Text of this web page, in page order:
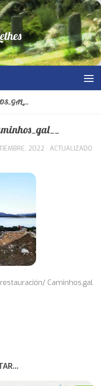
2022 · ACTUALIZADO
Caminhos.gal